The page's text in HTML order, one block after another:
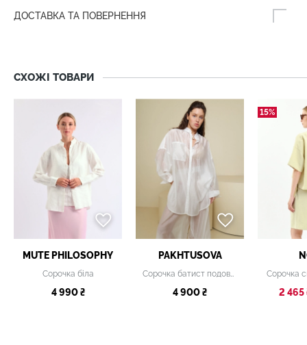
ДОСТАВКА ТА ПОВЕРНЕННЯ
СХОЖІ ТОВАРИ
MUTE PHILOSOPHY
Сорочка біла
4 990 ₴
PAKHTUSOVA
Сорочка батист подовжена біла
4 900 ₴
15%
Сорочка
2 465